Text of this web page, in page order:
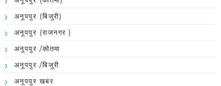
अनूपपुर (बिजुरी)
अनूपपुर (राजनगर )
अनूपपुर /कोतमा
अनूपपुर /बिजुरी
अनूपपुर खबर